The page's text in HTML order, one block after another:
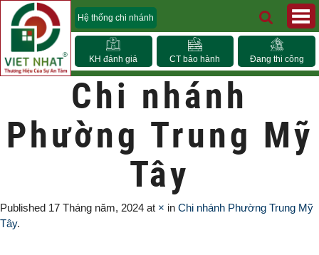
Hệ thống chi nhánh
KH đánh giá CT bảo hành Đang thi công
Chi nhánh
Phường Trung Mỹ
Tây
Published 17 Tháng năm, 2024 at × in Chi nhánh Phường Trung Mỹ
Tây.